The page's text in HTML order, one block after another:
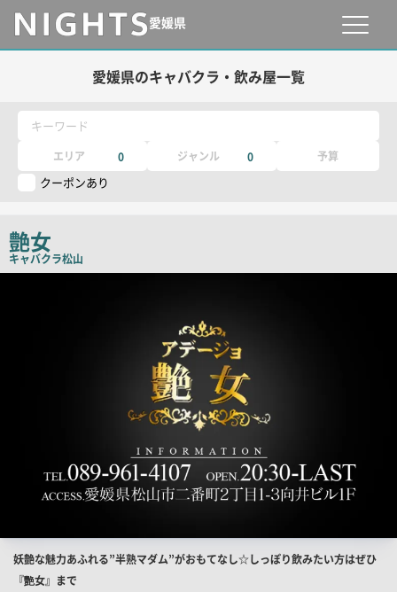
愛媛県
愛媛県のキャバクラ・飲み屋一覧
キーワード
エリア 0 ジャンル 0 予算
クーポンあり
艶女
キャバクラ松山
店
店
舗
妖艶な魅力あふれる”半熟マダム”がおもてなし☆しっぽり飲みたい方はぜひ
『艷女』まで